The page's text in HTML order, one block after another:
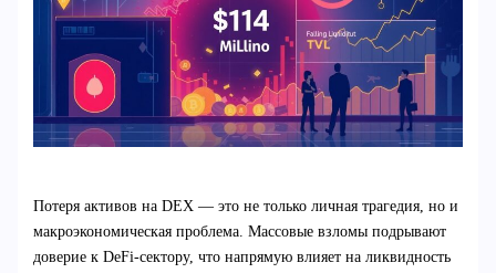
Потеря активов на DEX — это не только личная трагедия, но и
макроэкономическая проблема. Массовые взломы подрывают
доверие к DeFi-сектору, что напрямую влияет на ликвидность